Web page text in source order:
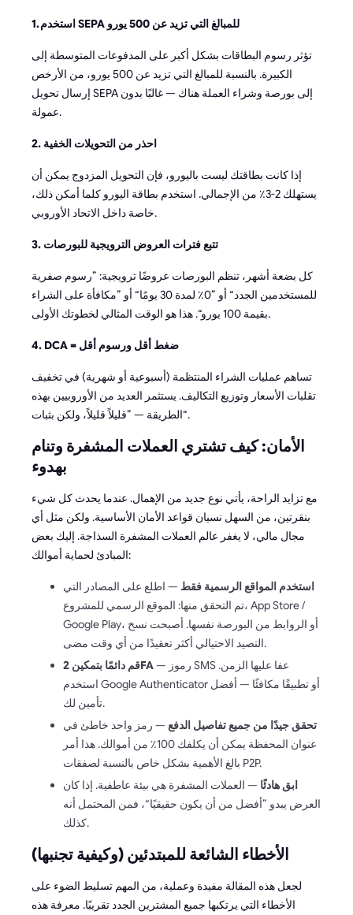
1. استخدم SEPA للمبالغ التي تزيد عن 500 يورو
تؤثر رسوم البطاقات بشكل أكبر على المدفوعات المتوسطة إلى
الكبيرة. بالنسبة للمبالغ التي تزيد عن 500 يورو، من الأرخص
إرسال تحويل SEPA إلى بورصة وشراء العملة هناك — غالبًا بدون
عمولة.
2. احذر من التحويلات الخفية
إذا كانت بطاقتك ليست باليورو، فإن التحويل المزدوج يمكن أن
يستهلك 2-3٪ من الإجمالي. استخدم بطاقة اليورو كلما أمكن ذلك،
خاصة داخل الاتحاد الأوروبي.
3. تتبع فترات العروض الترويجية للبورصات
كل بضعة أشهر، تنظم البورصات عروضًا ترويجية: ”رسوم صفرية
للمستخدمين الجدد“ أو ”0٪ لمدة 30 يومًا“ أو ”مكافأة على الشراء
بقيمة 100 يورو“. هذا هو الوقت المثالي لخطوتك الأولى.
4. DCA = ضغط أقل ورسوم أقل
تساهم عمليات الشراء المنتظمة (أسبوعية أو شهرية) في تخفيف
تقلبات الأسعار وتوزيع التكاليف. يستثمر العديد من الأوروبيين بهذه
الطريقة — ”قليلاً قليلاً، ولكن بثبات“.
الأمان: كيف تشتري العملات المشفرة وتنام
بهدوء
مع تزايد الراحة، يأتي نوع جديد من الإهمال. عندما يحدث كل شيء
بنقرتين، من السهل نسيان قواعد الأمان الأساسية. ولكن مثل أي
مجال مالي، لا يغفر عالم العملات المشفرة السذاجة. إليك بعض
المبادئ لحماية أموالك:
استخدم المواقع الرسمية فقط — اطلع على المصادر التي
تم التحقق منها: الموقع الرسمي للمشروع، App Store /
Google Play، أو الروابط من البورصة نفسها. أصبحت نسخ
التصيد الاحتيالي أكثر تعقيدًا من أي وقت مضى.
قم دائمًا بتمكين 2FA— رموز SMS عفا عليها الزمن.
استخدم Google Authenticator أو تطبيقًا مكافئًا — أفضل
تأمين لك.
تحقق جيدًا من جميع تفاصيل الدفع — رمز واحد خاطئ في
عنوان المحفظة يمكن أن يكلفك 100٪ من أموالك. هذا أمر
بالغ الأهمية بشكل خاص بالنسبة لصفقات P2P.
ابق هادئًا — العملات المشفرة هي بيئة عاطفية. إذا كان
العرض يبدو ”أفضل من أن يكون حقيقيًا“، فمن المحتمل أنه
كذلك.
الأخطاء الشائعة للمبتدئين (وكيفية تجنبها)
لجعل هذه المقالة مفيدة وعملية، من المهم تسليط الضوء على
الأخطاء التي يرتكبها جميع المشترين الجدد تقريبًا. معرفة هذه